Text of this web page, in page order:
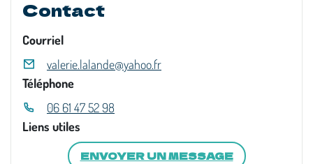
Contact
Courriel
valerie.lalande@yahoo.fr
Téléphone
06 61 47 52 98
Liens utiles
ENVOYER UN MESSAGE